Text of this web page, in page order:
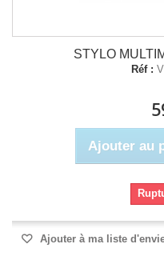
STYLO
Réf :
Ajouter au
Ajouter à ma liste